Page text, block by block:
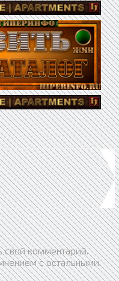
свой комментарий.
с остальными.